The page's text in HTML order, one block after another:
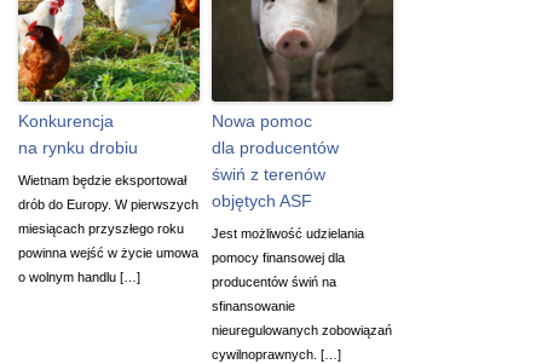
Konkurencja
na rynku drobiu
Wietnam będzie eksportował
drób do Europy. W pierwszych
miesiącach przyszłego roku
powinna wejść w życie umowa
o wolnym handlu […]
Nowa pomoc
dla producentów
świń z terenów
objętych ASF
Jest możliwość udzielania
pomocy finansowej dla
producentów świń na
sfinansowanie
nieuregulowanych zobowiązań
cywilnoprawnych. […]